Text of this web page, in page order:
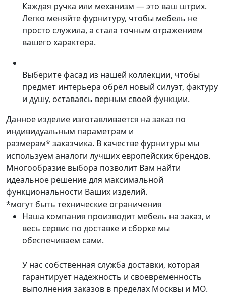
Каждая ручка или механизм — это ваш штрих.
Легко меняйте фурнитуру, чтобы мебель не
просто служила, а стала точным отражением
вашего характера.
Выберите фасад из нашей коллекции, чтобы
предмет интерьера обрёл новый силуэт, фактуру
и душу, оставаясь верным своей функции.
Данное изделие изготавливается на заказ по
индивидуальным параметрам и
размерам* заказчика. В качестве фурнитуры мы
используем аналоги лучших европейских брендов.
Многообразие выбора позволит Вам найти
идеальное решение для максимальной
функциональности Ваших изделий.
*могут быть технические ограничения
Наша компания производит мебель на заказ, и
весь сервис по доставке и сборке мы
обеспечиваем сами.
У нас собственная служба доставки, которая
гарантирует надежность и своевременность
выполнения заказов в пределах Москвы и МО.